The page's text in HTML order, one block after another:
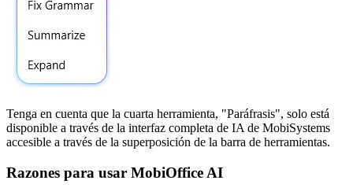
Tenga en cuenta que la cuarta herramienta, "Paráfrasis", solo está
disponible a través de la interfaz completa de IA de MobiSystems
accesible a través de la superposición de la barra de herramientas.
Razones para usar MobiOffice AI